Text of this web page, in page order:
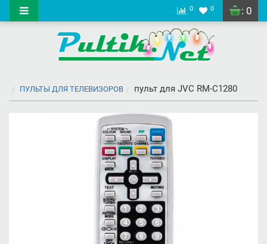
: 0
0 0
ПУЛЬТЫ ДЛЯ ТЕЛЕВИЗОРОВ пульт для JVC RM-C1280